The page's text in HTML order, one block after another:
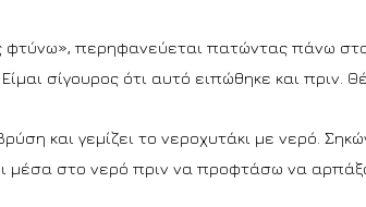
φτύνω», περηφανεύεται πατώντας πάνω
σίγουρος ότι αυτό ειπώθηκε και πριν.
και γεμίζει το νεροχυτάκι με νερό.
μέσα στο νερό πριν να προφτάσω να